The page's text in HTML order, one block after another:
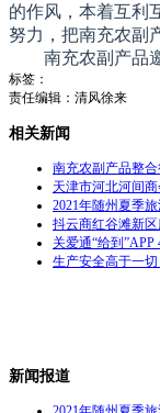
的作风，本着互利
努力，把南充农副
南充农副产品
标签：
责任编辑：清风徐来
相关新闻
南充农副产品整
天津市河北河间
2021年随州夏季
抖云商红谷滩新
关爱通“给到”APP
生产安全高于一
新闻报道